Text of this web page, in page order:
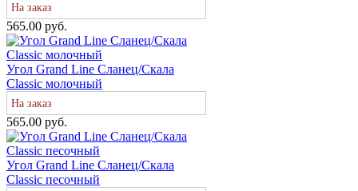
На заказ
565.00 руб.
Угол Grand Line Сланец/Скала
Classic молочный
На заказ
565.00 руб.
Угол Grand Line Сланец/Скала
Classic песочный